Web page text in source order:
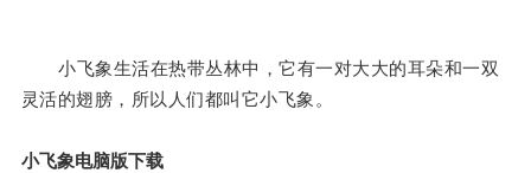
小飞象生活在热带丛林中，它有一对大大的耳朵和一双
灵活的翅膀，所以人们都叫它小飞象。
小飞象电脑版下载